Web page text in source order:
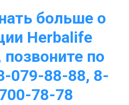
больше о
Herbalife
по
079-88-88, 8-
78-78